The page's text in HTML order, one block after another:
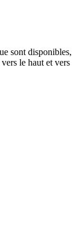
sont disponibles,
le haut et vers